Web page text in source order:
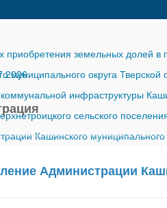
земельных долей в
муниципального округа
инфраструктуры
сельского
Кашинского
Администрации